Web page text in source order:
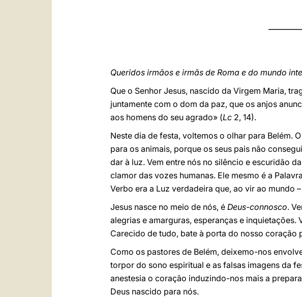
Queridos irmãos e irmãs de Roma e do mundo
Que o Senhor Jesus, nascido da Virgem Maria,
juntamente com o dom da paz, que os anjos
aos homens do seu agrado» (Lc 2, 14).
Neste dia de festa, voltemos o olhar para Belém.
para os animais, porque os seus pais não
dar à luz. Vem entre nós no silêncio e escuridão
clamor das vozes humanas. Ele mesmo é a
Verbo era a Luz verdadeira que, ao vir ao mundo
Jesus nasce no meio de nós, é Deus-connosco.
alegrias e amarguras, esperanças e
Carecido de tudo, bate à porta do nosso coração
Como os pastores de Belém, deixemo-nos
torpor do sono espiritual e as falsas imagens da
anestesia o coração induzindo-nos mais a
Deus nascido para nós.